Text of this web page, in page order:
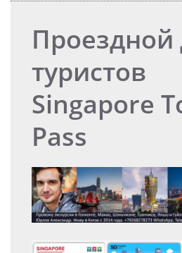
Проездной
туристов
Singapore
Pass